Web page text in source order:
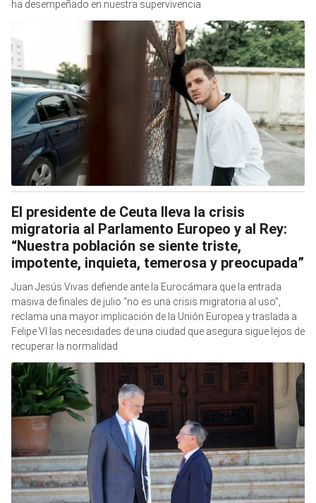
ha desempeñado en nuestra supervivencia
El presidente de Ceuta lleva la crisis
migratoria al Parlamento Europeo y al Rey:
“Nuestra población se siente triste,
impotente, inquieta, temerosa y preocupada”
Juan Jesús Vivas defiende ante la Eurocámara que la entrada
masiva de finales de julio “no es una crisis migratoria al uso”,
reclama una mayor implicación de la Unión Europea y traslada a
Felipe VI las necesidades de una ciudad que asegura sigue lejos de
recuperar la normalidad